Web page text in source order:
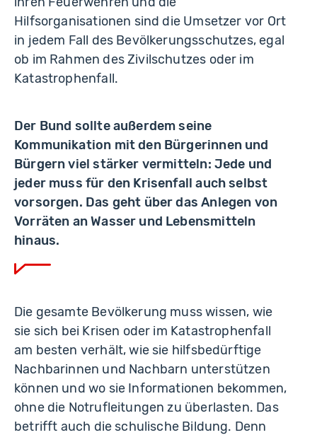
Hilfsorganisationen sind die Umsetzer vor Ort
in jedem Fall des Bevölkerungsschutzes, egal
ob im Rahmen des Zivilschutzes oder im
Katastrophenfall.
Der Bund sollte außerdem seine
Kommunikation mit den Bürgerinnen und
Bürgern viel stärker vermitteln: Jede und
jeder muss für den Krisenfall auch selbst
vorsorgen. Das geht über das Anlegen von
Vorräten an Wasser und Lebensmitteln
hinaus.
Die gesamte Bevölkerung muss wissen, wie
sie sich bei Krisen oder im Katastrophenfall
am besten verhält, wie sie hilfsbedürftige
Nachbarinnen und Nachbarn unterstützen
können und wo sie Informationen bekommen,
ohne die Notrufleitungen zu überlasten. Das
betrifft auch die schulische Bildung. Denn